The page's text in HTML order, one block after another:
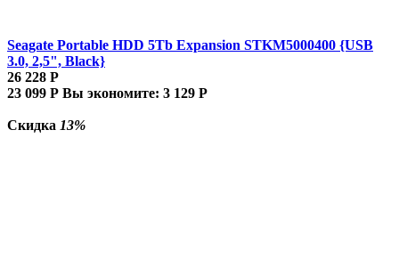
Seagate Portable HDD 5Tb Expansion STKM5000400 {USB
3.0, 2,5", Black}
26 228 Р
23 099 Р Вы экономите: 3 129 Р
Скидка 13%